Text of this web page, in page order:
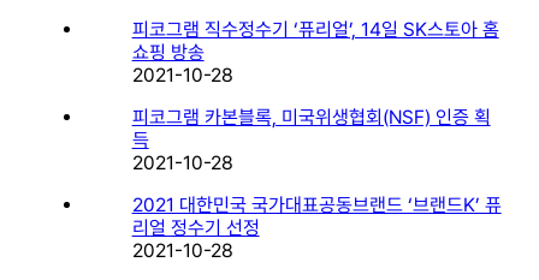
피코그램 직수정수기 ‘퓨리얼’, 14일 SK스토아 홈
쇼핑 방송
2021-10-28
피코그램 카본블록, 미국위생협회(NSF) 인증 획
득
2021-10-28
2021 대한민국 국가대표공동브랜드 ‘브랜드K’ 퓨
리얼 정수기 선정
2021-10-28